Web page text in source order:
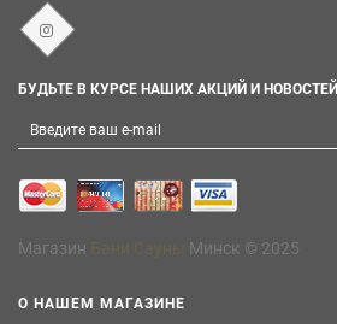
БУДЬТЕ В КУРСЕ НАШИХ АКЦИЙ И НОВОСТЕЙ
Магазин Минск © 2025
О НАШЕМ МАГАЗИНЕ